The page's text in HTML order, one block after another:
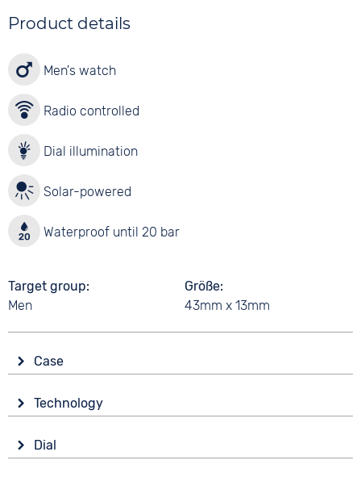
Product details
Men's watch
Radio controlled
Dial illumination
Solar-powered
Waterproof until 20 bar
Target group
Men
Größe
43mm x 13mm
Case
Mineral glass
Shape
angular
Technology
Solar
Dial